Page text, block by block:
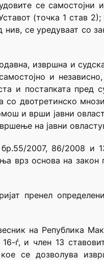
се самостојни
(точка 1 став
се уредуваат со
извршна и
и
и постапката пред
двотретинско
и врши јавни
на јавни
2007, 86/2008 и
врз основа на закон
пренел
на Република
ѓ, и член 13
се дозволува